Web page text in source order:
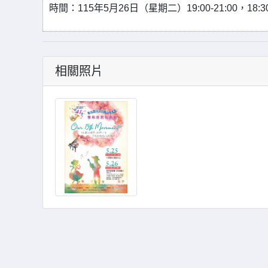
時間：115年5月26日（星期二）19:00-21:00，
相關照片